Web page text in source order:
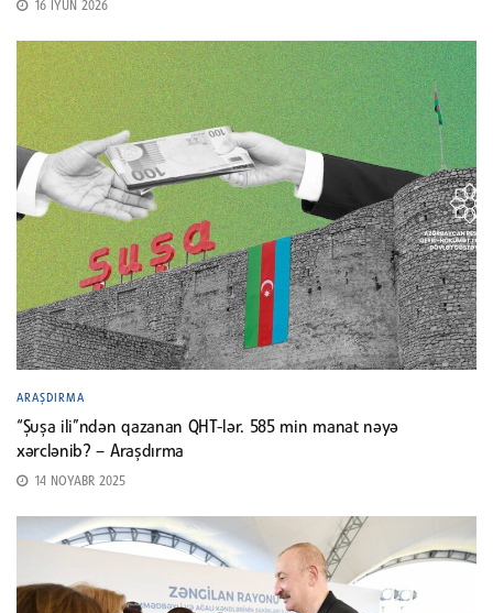
16 İYUN 2026
ARAŞDIRMA
“Şuşa ili”ndən qazanan QHT-lər. 585 min manat nəyə
xərclənib? – Araşdırma
14 NOYABR 2025